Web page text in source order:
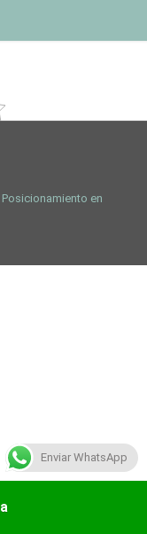
Posicionamiento en
Enviar WhatsApp